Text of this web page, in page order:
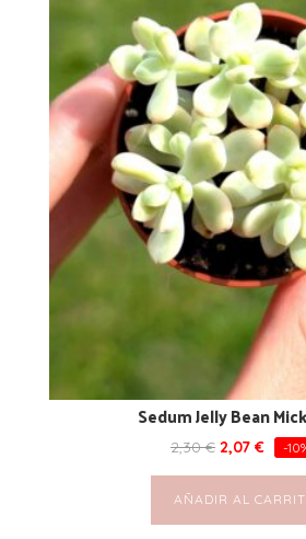
Sedum Jelly Bean
2,30€ 2,07 € -
AÑADIR AL